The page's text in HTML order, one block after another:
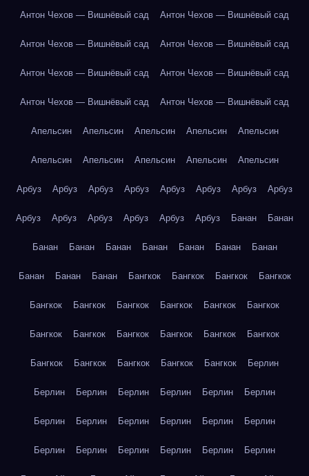
Антон Чехов — Вишнёвый сад Антон Чехов — Вишнёвый сад
Антон Чехов — Вишнёвый сад Антон Чехов — Вишнёвый сад
Антон Чехов — Вишнёвый сад Антон Чехов — Вишнёвый сад
Антон Чехов — Вишнёвый сад Антон Чехов — Вишнёвый сад
Апельсин Апельсин Апельсин Апельсин Апельсин
Апельсин Апельсин Апельсин Апельсин Апельсин
Арбуз Арбуз Арбуз Арбуз Арбуз Арбуз Арбуз Арбуз
Арбуз Арбуз Арбуз Арбуз Арбуз Арбуз Банан Банан
Банан Банан Банан Банан Банан Банан Банан
Банан Банан Банан Бангкок Бангкок Бангкок Бангкок
Бангкок Бангкок Бангкок Бангкок Бангкок Бангкок
Бангкок Бангкок Бангкок Бангкок Бангкок Бангкок
Бангкок Бангкок Бангкок Бангкок Бангкок Берлин
Берлин Берлин Берлин Берлин Берлин Берлин
Берлин Берлин Берлин Берлин Берлин Берлин
Берлин Берлин Берлин Берлин Берлин Берлин